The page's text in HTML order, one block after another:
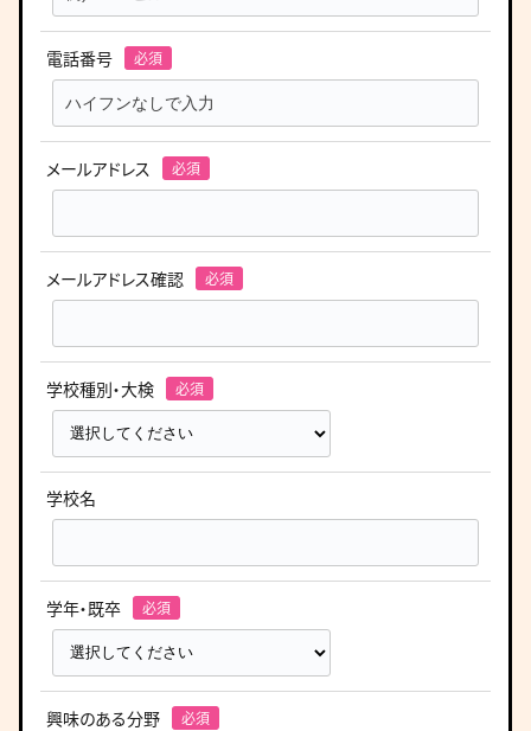
電話番号
メールアドレス
メールアドレス確認
学校種別・大検
学校名
学年・既卒
興味のある分野